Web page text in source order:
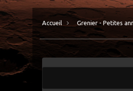
Accueil Grenier - Petites